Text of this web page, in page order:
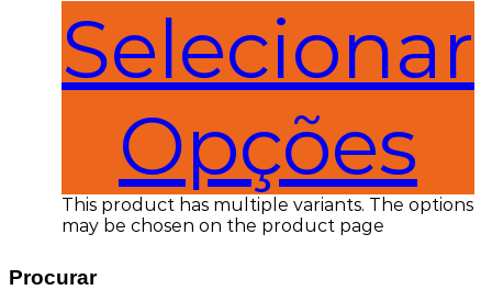
Selecionar
Opções
This product has multiple variants. The options
may be chosen on the product page
Procurar